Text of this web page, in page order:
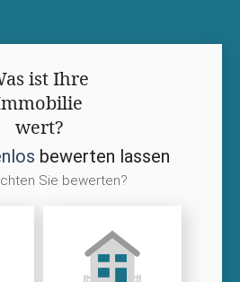
ist Ihre
wert?
bewerten lassen
Sie bewerten?